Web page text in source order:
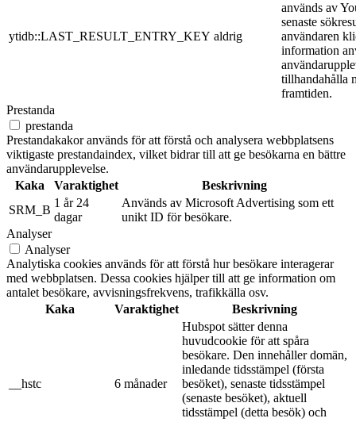
ytidb::LAST_RESULT_ENTRY_KEY aldrig
används av
senaste
användaren
information
tillhandahålla
framtiden.
Prestanda
prestanda
Prestandakakor används för att förstå och analysera webbplatsens
viktigaste prestandaindex, vilket bidrar till att ge besökarna en bättre
användarupplevelse.
Kaka
Varaktighet
Beskrivning
SRM_B
1 år 24
dagar
Används av Microsoft Advertising som ett
unikt ID för besökare.
Analyser
Analyser
Analytiska cookies används för att förstå hur besökare interagerar
med webbplatsen. Dessa cookies hjälper till att ge information om
antalet besökare, avvisningsfrekvens, trafikkälla osv.
Kaka
Varaktighet Beskrivning
__hstc 6 månader
Hubspot sätter denna
huvudcookie för att spåra
besökare. Den innehåller domän,
inledande tidsstämpel (första
besöket), senaste tidsstämpel
(senaste besöket), aktuell
tidsstämpel (detta besök) och